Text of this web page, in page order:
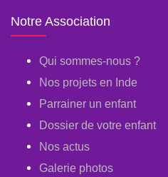
Notre Association
Qui sommes-nous ?
Nos projets en Inde
Parrainer un enfant
Dossier de votre enfant
Nos actus
Galerie photos